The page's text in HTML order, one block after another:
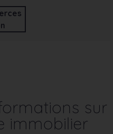
sur
immobilier